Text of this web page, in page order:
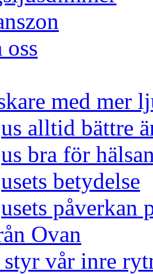
med mer
alltid bättre
bra för
betydelse
påverkan
Ovan
vår inre